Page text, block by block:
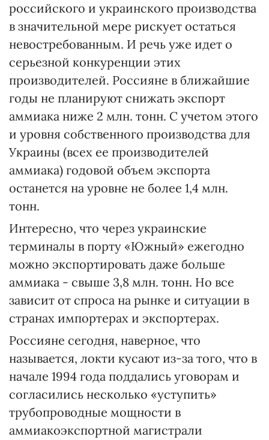
российского и украинского производства
в значительной мере рискует остаться
невостребованным. И речь уже идет о
серьезной конкуренции этих
производителей. Россияне в ближайшие
годы не планируют снижать экспорт
аммиака ниже 2 млн. тонн. С учетом этого
и уровня собственного производства для
Украины (всех ее производителей
аммиака) годовой объем экспорта
останется на уровне не более 1,4 млн.
тонн.
Интересно, что через украинские
терминалы в порту «Южный» ежегодно
можно экспортировать даже больше
аммиака - свыше 3,8 млн. тонн. Но все
зависит от спроса на рынке и ситуации в
странах импортерах и экспортерах.
Россияне сегодня, наверное, что
называется, локти кусают из-за того, что в
начале 1994 года поддались уговорам и
согласились несколько «уступить»
трубопроводные мощности в
аммиакоэкспортной магистрали